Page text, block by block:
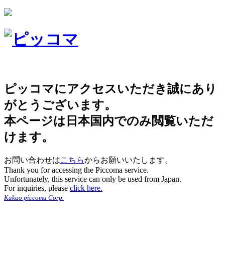
ピッコマにアクセスいただき誠にあり
がとうございます。
本ページは日本国内でのみ閲覧いただ
けます。
お問い合わせはこちらからお願いいたします。
Thank you for accessing the Piccoma service.
Unfortunately, this service can only be used from Japan.
For inquiries, please click here.
Kakao piccoma Corp.